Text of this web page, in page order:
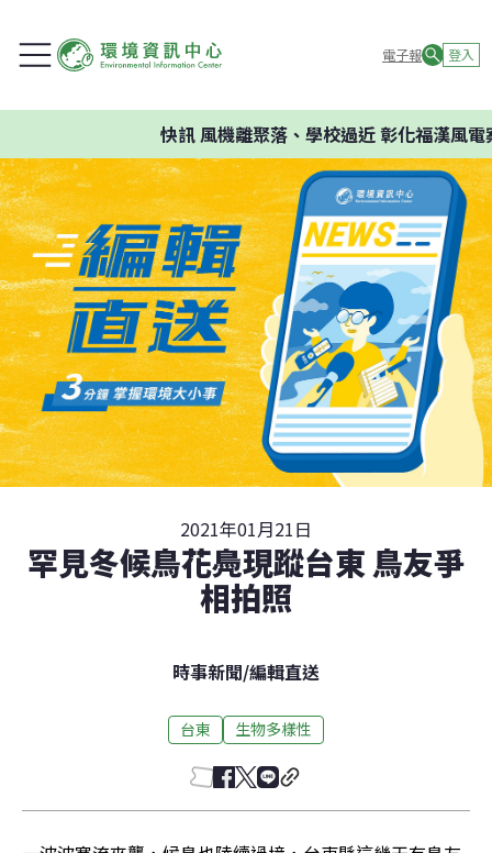
電子報 登入
快訊風機離聚落、學校過近 彰化福漢風電
2021年01月21日
罕見冬候鳥花鳧現蹤台東 鳥友爭
相拍照
時事新聞/編輯直送
台東 生物多樣性